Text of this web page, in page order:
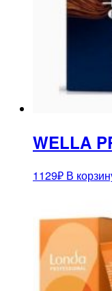
WELLA
1129₽ В